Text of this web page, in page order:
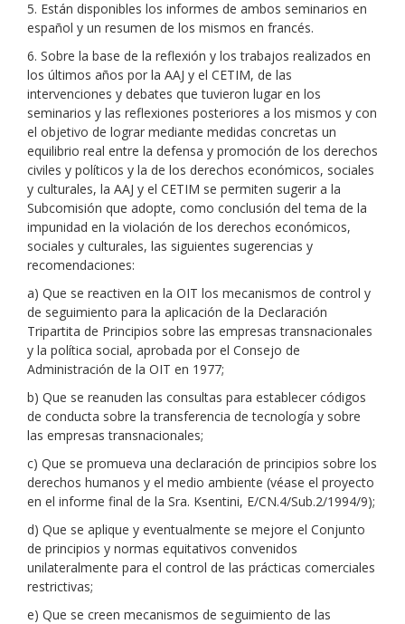
5. Están disponibles los informes de ambos seminarios en
español y un resumen de los mismos en francés.
6. Sobre la base de la reflexión y los trabajos realizados en
los últimos años por la AAJ y el CETIM, de las
intervenciones y debates que tuvieron lugar en los
seminarios y las reflexiones posteriores a los mismos y con
el objetivo de lograr mediante medidas concretas un
equilibrio real entre la defensa y promoción de los derechos
civiles y políticos y la de los derechos económicos, sociales
y culturales, la AAJ y el CETIM se permiten sugerir a la
Subcomisión que adopte, como conclusión del tema de la
impunidad en la violación de los derechos económicos,
sociales y culturales, las siguientes sugerencias y
recomendaciones:
a) Que se reactiven en la OIT los mecanismos de control y
de seguimiento para la aplicación de la Declaración
Tripartita de Principios sobre las empresas transnacionales
y la política social, aprobada por el Consejo de
Administración de la OIT en 1977;
b) Que se reanuden las consultas para establecer códigos
de conducta sobre la transferencia de tecnología y sobre
las empresas transnacionales;
c) Que se promueva una declaración de principios sobre los
derechos humanos y el medio ambiente (véase el proyecto
en el informe final de la Sra. Ksentini, E/CN.4/Sub.2/1994/9);
d) Que se aplique y eventualmente se mejore el Conjunto
de principios y normas equitativos convenidos
unilateralmente para el control de las prácticas comerciales
restrictivas;
e) Que se creen mecanismos de seguimiento de las